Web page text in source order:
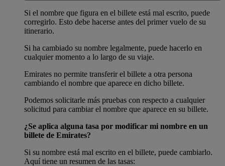
Si el nombre que figura en el billete está mal escrito, puede
corregirlo. Esto debe hacerse antes del primer vuelo de su
itinerario.
Si ha cambiado su nombre legalmente, puede hacerlo en
cualquier momento a lo largo de su viaje.
Emirates no permite transferir el billete a otra persona
cambiando el nombre que aparece en dicho billete.
Podemos solicitarle más pruebas con respecto a cualquier
solicitud para cambiar el nombre que aparece en su billete.
¿Se aplica alguna tasa por modificar mi nombre en un
billete de Emirates?
Si su nombre está mal escrito en el billete, puede cambiarlo.
Aquí tiene un resumen de las tasas: